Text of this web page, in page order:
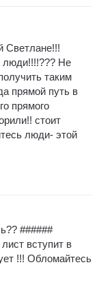
Светлане!!!
люди!!!!??? Не
таким
прямой путь в
прямого
стоит
люди- этой
######
вступит в
!!! Обломайтесь